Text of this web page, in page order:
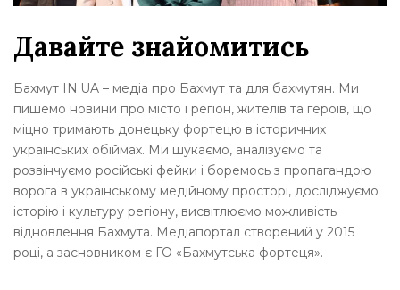
Давайте знайомитись
Бахмут IN.UA – медіа про Бахмут та для бахмутян. Ми
пишемо новини про місто і регіон, жителів та героїв, що
міцно тримають донецьку фортецю в історичних
українських обіймах. Ми шукаємо, аналізуємо та
розвінчуємо російські фейки і боремось з пропагандою
ворога в українському медійному просторі, досліджуємо
історію і культуру регіону, висвітлюємо можливість
відновлення Бахмута. Медіапортал створений у 2015
році, а засновником є ГО «Бахмутська фортеця».